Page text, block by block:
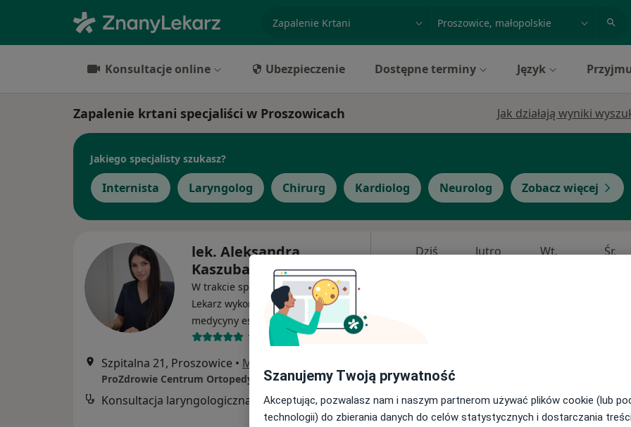
Konsultacje online Ubezpieczenie Dostępne terminy Język
Zapalenie krtani specjaliści w Proszowicach Jak działają wyniki
Jakiego specjalisty szukasz?
Internista Laryngolog Chirurg Kardiolog Neurolog Zobacz więcej
lek. Aleksandra
Kaszuba
W trakcie specjalizacji (Laryngolog),
Lekarz wykonujący zabiegi
medycyny estetycznej·Więcej
190 opinii
Szpitalna 21, Proszowice • Mapa
ProZdrowie Centrum Ortopedyczno-Diagnostyczne
Konsultacja laryngologiczna 300 zł
Dziś Jutro Wt, Śr,
Szanujemy Twoją prywatność
Akceptując, pozwalasz nam i naszym partnerom używać plików cookie (lub
technologii) do zbierania danych do celów statystycznych i dostarczania